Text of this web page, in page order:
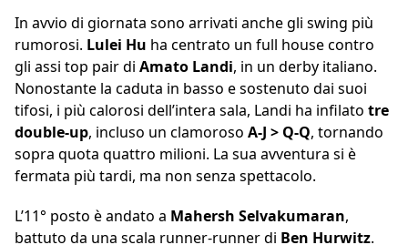
In avvio di giornata sono arrivati anche gli swing più
rumorosi. Lulei Hu ha centrato un full house contro
gli assi top pair di Amato Landi, in un derby italiano.
Nonostante la caduta in basso e sostenuto dai suoi
tifosi, i più calorosi dell’intera sala, Landi ha infilato tre
double-up, incluso un clamoroso A-J > Q-Q, tornando
sopra quota quattro milioni. La sua avventura si è
fermata più tardi, ma non senza spettacolo.
L’11° posto è andato a Mahersh Selvakumaran,
battuto da una scala runner-runner di Ben Hurwitz.